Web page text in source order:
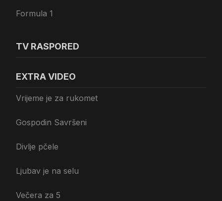
Formula 1
TV RASPORED
EXTRA VIDEO
Vrijeme je za rukomet
Gospodin Savršeni
Divlje pčele
Ljubav je na selu
Večera za 5